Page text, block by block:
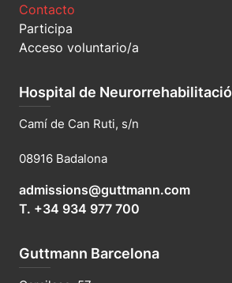
Contacto
Participa
Acceso voluntario/a
Hospital de
Camí de Can Ruti, s/n
08916 Badalona
admissions@guttmann.com
T. +34 934 977 700
Guttmann Barcelona